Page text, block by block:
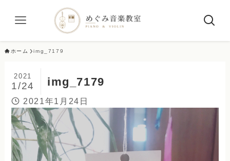
ホーム img_7179
img_7179
2021
1/24
2021年1月24日